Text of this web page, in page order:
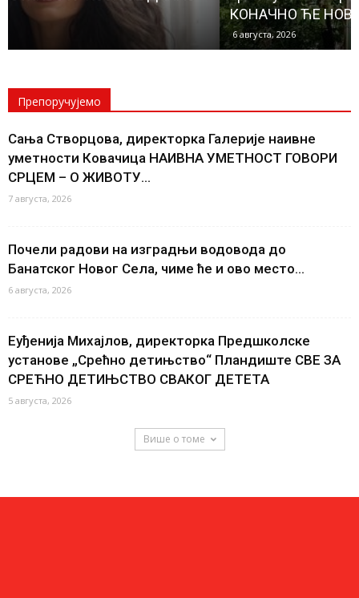
КОНАЧНО ЋЕ НОВОСЕЉАНИ ИМАТИ...
Препоручујемо
Сања Створцова, директорка Галерије наивне
уметности Ковачица НАИВНА УМЕТНОСТ ГОВОРИ
СРЦЕМ – О ЖИВОТУ...
7 августа, 2026
Почели радови на изградњи водовода до
Банатског Новог Села, чиме ће и ово место...
6 августа, 2026
Еуђенија Михајлов, директорка Предшколске
установе „Срећно детињство“ Пландиште СВЕ ЗА
СРЕЋНО ДЕТИЊСТВО СВАКОГ ДЕТЕТА
5 августа, 2026
Више о томе